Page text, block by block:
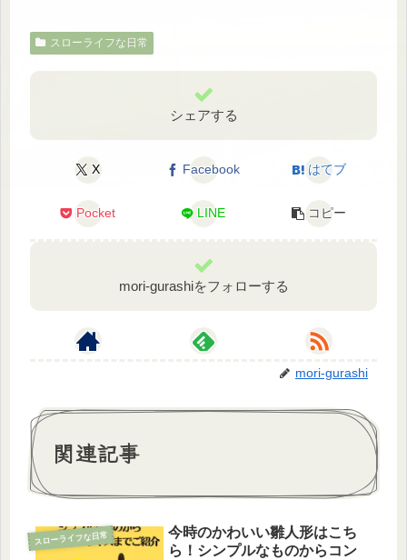
スローライフな日常
シェアする
X Facebook はてブ
Pocket LINE コピー
mori-gurashiをフォローする
mori-gurashi
関連記事
スローライフな日常
今時のかわいい雛人形はこち
ら！シンプルなものからコン